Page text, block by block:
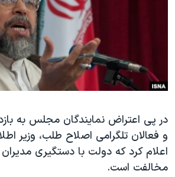
علم و فناوری
گالری عکس
آرشیو پخش زنده
انتخابات ریاست جمهوری آمریکا ۲۰۲۴
حمله جمهوری اسلامی به اسرائیل
رمز مهسا
اعتراضات زن، زندگی، آزادی
مجموعه مستندهای دادخواهی
تریبونال مردمی آبان ۹۸
زبانهای مختلف
در پی اعتراض نمایندگان مجلس به
و فعالان تلگرامی اصلاح طلب، وزیر
اعلام کرد که دولت با دستگیری
مخالفت است.